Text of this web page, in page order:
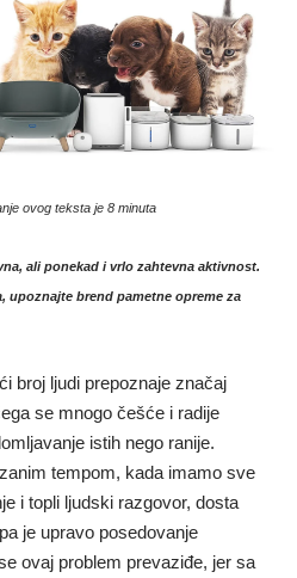
ovog teksta je 8 minuta
ali ponekad i vrlo zahtevna aktivnost.
upoznajte brend pametne opreme za
broj ljudi prepoznaje značaj
se mnogo češće i radije
istih nego ranije.
tempom, kada imamo sve
i topli ljudski razgovor, dosta
je upravo posedovanje
ovaj problem prevaziđe, jer sa